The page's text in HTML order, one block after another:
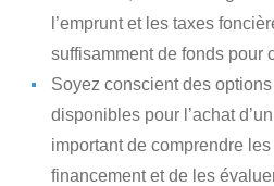
l’emprunt et les taxes
suffisamment de fonds pour
Soyez conscient des
disponibles pour l’achat
important de comprendre
financement et de les